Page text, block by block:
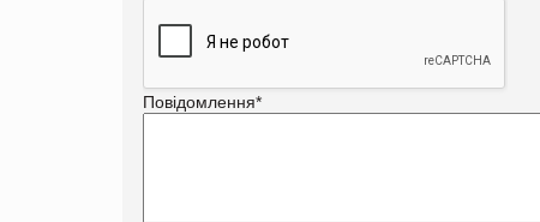
Повідомлення*